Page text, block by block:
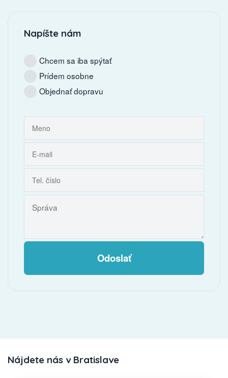
Napíšte nám
Chcem sa iba spýtať
Prídem osobne
Objednať dopravu
Odoslať
Nájdete nás v Bratislave